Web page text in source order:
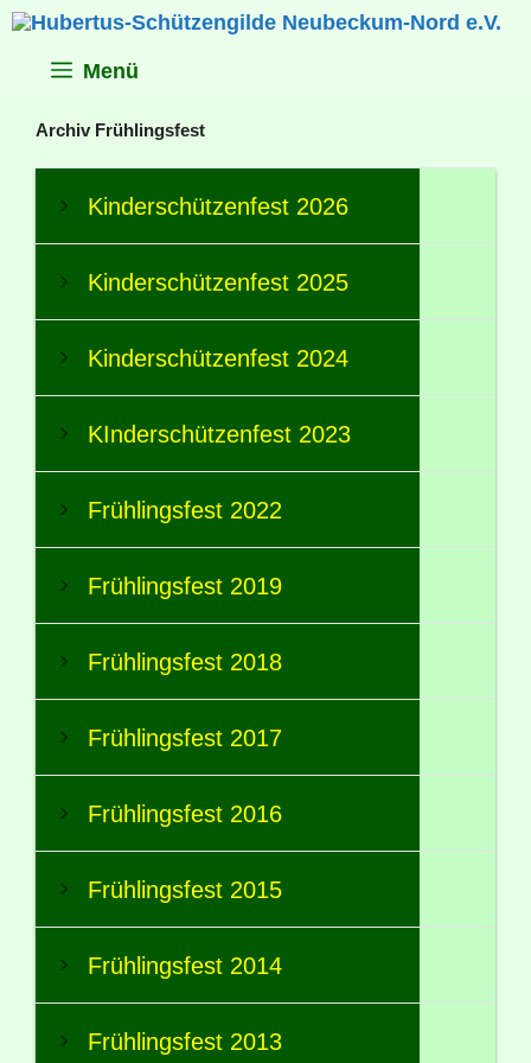
Zum
Inhalt
Menü
Archiv Frühlingsfest
Kinderschützenfest 2026
Kinderschützenfest 2025
Kinderschützenfest 2024
KInderschützenfest 2023
Frühlingsfest 2022
Frühlingsfest 2019
Frühlingsfest 2018
Frühlingsfest 2017
Frühlingsfest 2016
Frühlingsfest 2015
Frühlingsfest 2014
Frühlingsfest 2013